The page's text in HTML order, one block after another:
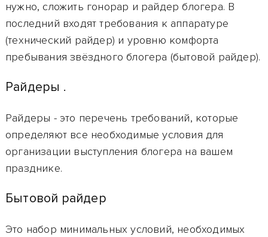
нужно, сложить гонорар и райдер блогера. В
последний входят требования к аппаратуре
(технический райдер) и уровню комфорта
пребывания звёздного блогера (бытовой райдер).
Райдеры .
Райдеры - это перечень требований, которые
определяют все необходимые условия для
организации выступления блогера на вашем
празднике.
Бытовой райдер
Это набор минимальных условий, необходимых